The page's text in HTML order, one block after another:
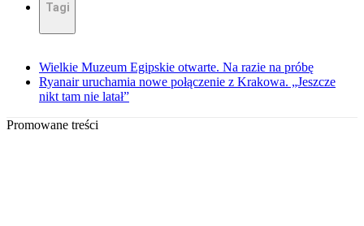
Tagi
Wielkie Muzeum Egipskie otwarte. Na razie na próbę
Ryanair uruchamia nowe połączenie z Krakowa. „Jeszcze
nikt tam nie latał”
Promowane treści